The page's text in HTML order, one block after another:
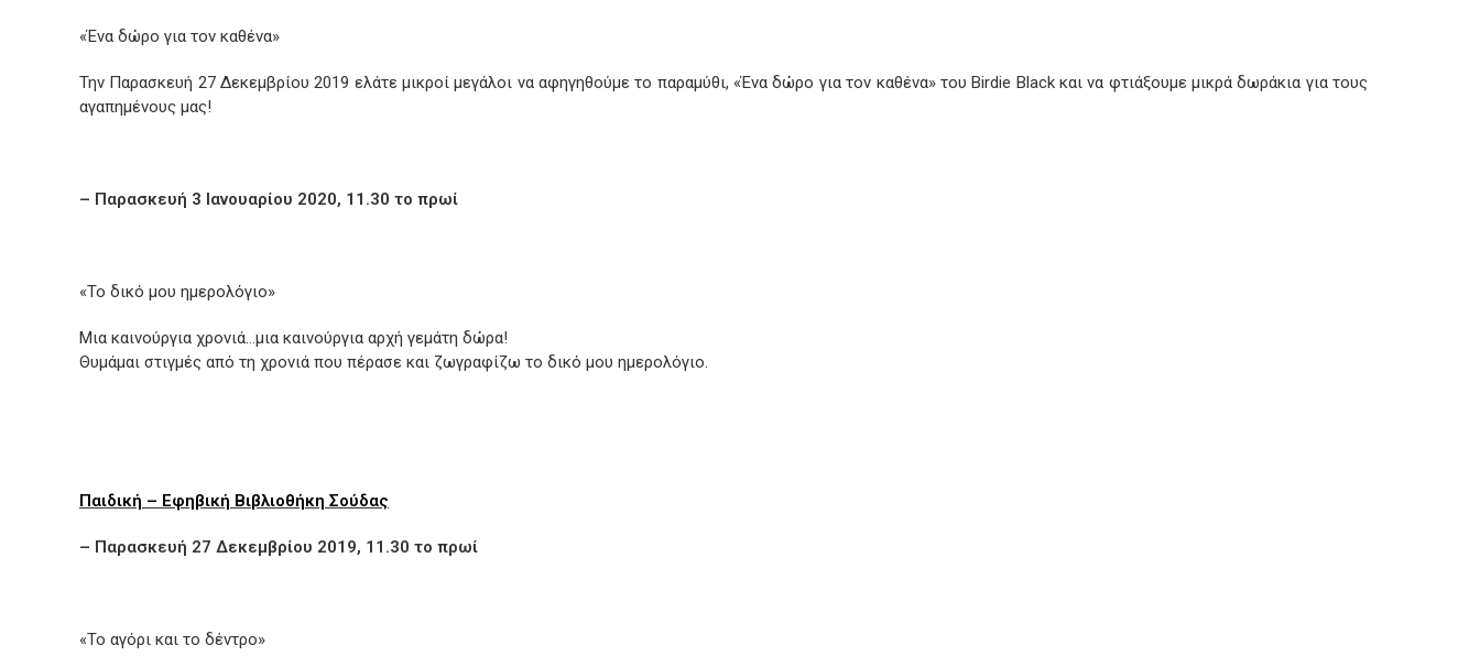
«Ένα δώρο για τον καθένα»
Την Παρασκευή 27 Δεκεμβρίου 2019 ελάτε μικροί μεγάλοι να αφηγηθούμε το παραμύθι, «Ένα δώρο για τον καθένα» του Birdie Black και να φτιάξουμε μικρά δωράκια για τους
αγαπημένους μας!
– Παρασκευή 3 Ιανουαρίου 2020, 11.30 το πρωί
«Το δικό μου ημερολόγιο»
Μια καινούργια χρονιά…μια καινούργια αρχή γεμάτη δώρα!
Θυμάμαι στιγμές από τη χρονιά που πέρασε και ζωγραφίζω το δικό μου ημερολόγιο.
Παιδική – Εφηβική Βιβλιοθήκη Σούδας
– Παρασκευή 27 Δεκεμβρίου 2019, 11.30 το πρωί
«Το αγόρι και το δέντρο»